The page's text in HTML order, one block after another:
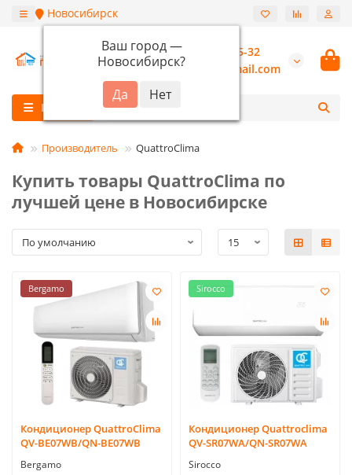
Новосибирск
Ваш город —
Новосибирск?
+7 (913) 987-55-32
burannsk@gmail.com
Каталог
Производитель QuattroClima
Купить товары QuattroClima по
лучшей цене в Новосибирске
Bergamo
Кондиционер QuattroClima
QV-BE07WB/QN-BE07WB
Bergamo
Sirocco
Кондиционер Quattroclima
QV-SR07WA/QN-SR07WA
Sirocco